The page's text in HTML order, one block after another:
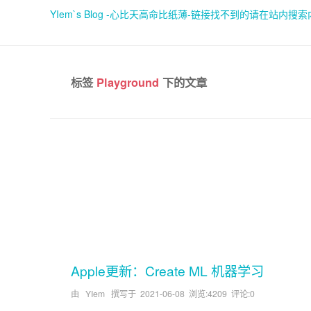
YIem`s Blog -心比天高命比纸薄-链接找不到的请在站内搜索
标签Playground 下的文章
Apple更新：Create ML 机器学习
由 YIem 撰写于 2021-06-08 浏览:4209 评论:0